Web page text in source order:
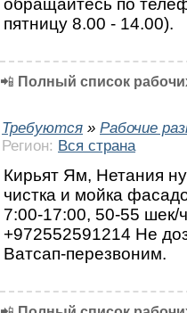
пятницу 8.00 - 14.00).
📲 Полный список
Требуются » Рабочие
Регион: Вся страна
Кирьят Ям, Нетания
чистка и мойка
7:00-17:00, 50-55 шек/
+972552591214 Не
Ватсап-перезвоним.